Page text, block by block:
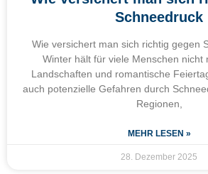
Schneedruck
Wie versichert man sich richtig gegen
Winter hält für viele Menschen nicht
Landschaften und romantische
auch potenzielle Gefahren durch
Regionen,
MEHR LESEN »
28. Dezember 2025